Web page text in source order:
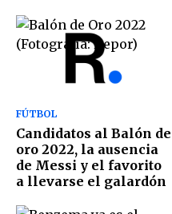
FÚTBOL
Candidatos al Balón de
oro 2022, la ausencia
de Messi y el favorito
a llevarse el galardón